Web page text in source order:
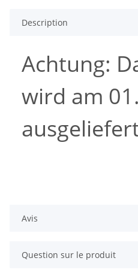
Description
Achtung:
wird am
Avis
Question sur le produit